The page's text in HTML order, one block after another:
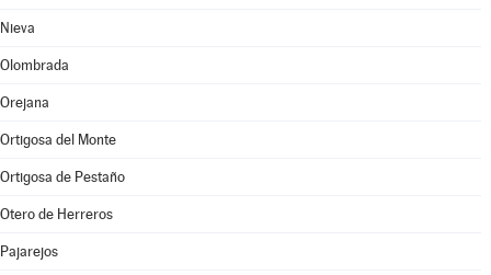
Nieva
Olombrada
Orejana
Ortigosa del Monte
Ortigosa de Pestaño
Otero de Herreros
Pajarejos